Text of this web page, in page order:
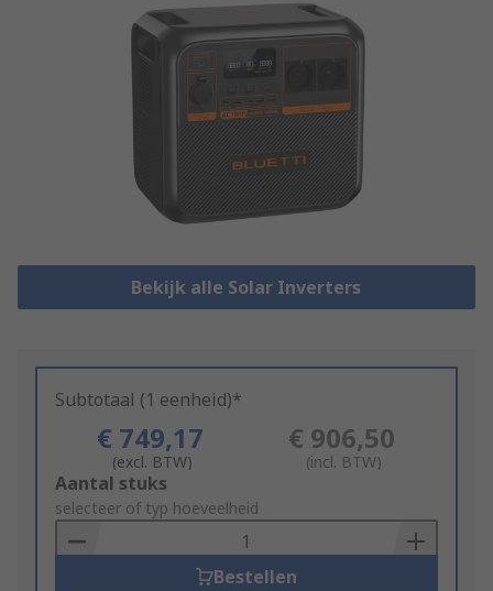
Bekijk alle Solar Inverters
Subtotaal (1 eenheid)*
€ 749,17
(excl. BTW)
€ 906,50
(incl. BTW)
Add
to
Basket
Aantal stuks
selecteer of typ hoeveelheid
Bestellen